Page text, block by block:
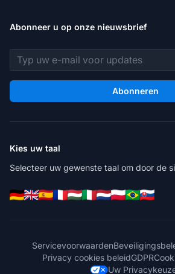
Abonneer u op onze nieuwsbrief
E-mailadres
Abonneren
Kies uw taal
Selecteer uw gewenste taal om door de
Servicevoorwaarden
Privacy cookies beleidGDPR
Uw